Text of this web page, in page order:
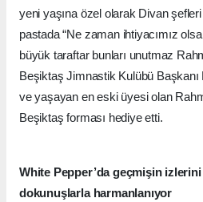
yeni yaşına özel olarak Divan şefleri
pastada “Ne zaman ihtiyacımız
büyük taraftar bunları unutmaz
Beşiktaş Jimnastik Kulübü
ve yaşayan en eski üyesi olan
Beşiktaş forması hediye etti.
White Pepper’da geçmişin
dokunuşlarla harmanlanıyor